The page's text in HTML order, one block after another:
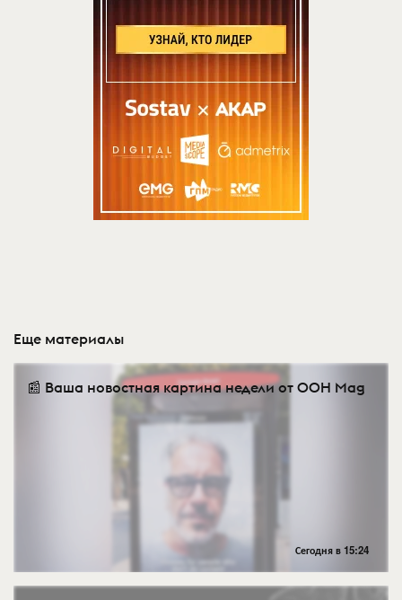
Еще материалы
📰 Ваша новостная картина недели от OOH Mag
Сегодня в 15:24